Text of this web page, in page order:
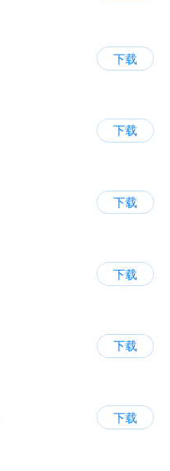
下载
下载
下载
下载
下载
下载